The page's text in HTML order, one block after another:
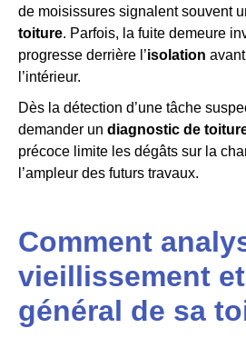
de moisissures signalent souvent
toiture. Parfois, la fuite demeure
progresse derrière l’isolation
l’intérieur.
Dès la détection d’une tâche
demander un diagnostic de
précoce limite les dégâts sur la
l’ampleur des futurs travaux.
Comment
vieillissement et
général de sa